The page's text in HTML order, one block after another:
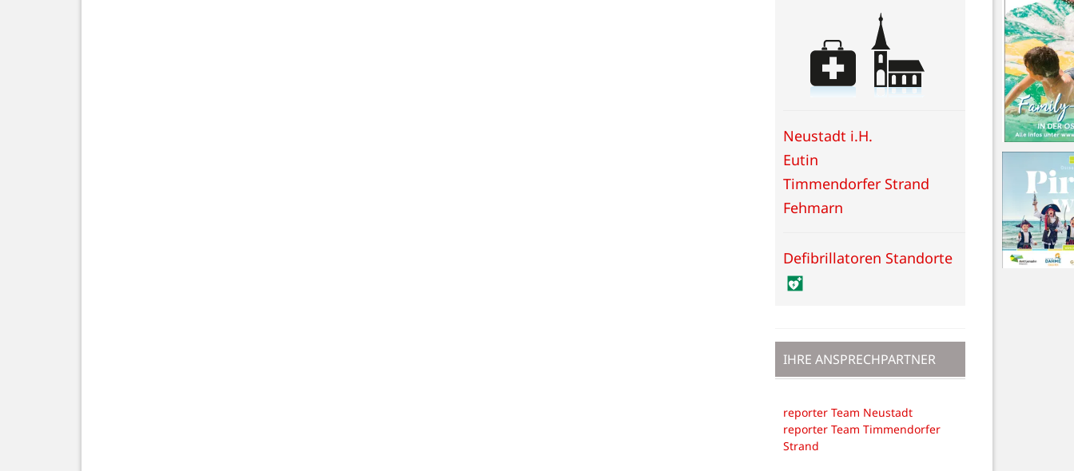
Neustadt i.H.
Eutin
Timmendorfer Strand
Fehmarn
Defibrillatoren Standorte
IHRE ANSPRECHPARTNER
reporter Team Neustadt
reporter Team Timmendorfer
Strand